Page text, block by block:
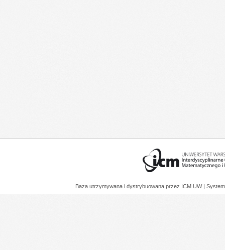
Baza utrzymywana i dystrybuowana przez ICM UW |